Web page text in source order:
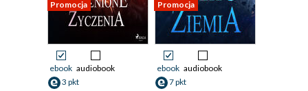
Promocja
ebook audiobook
3 pkt
Promocja
ebook audiobook
7 pkt